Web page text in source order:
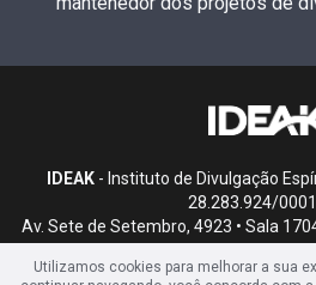
IDEAK- Instituto de Divulgação
28.283.924/
Av. Sete de Setembro, 4923 • Sala
Utilizamos cookies para melhorar a sua